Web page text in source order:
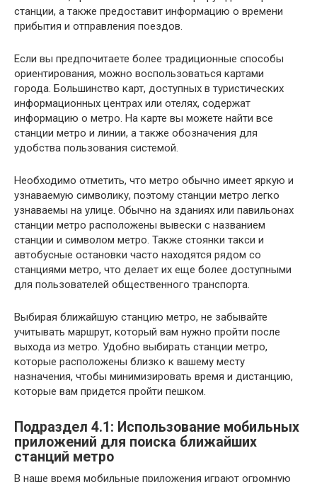
станции, а также предоставит информацию о времени
прибытия и отправления поездов.
Если вы предпочитаете более традиционные способы
ориентирования, можно воспользоваться картами
города. Большинство карт, доступных в туристических
информационных центрах или отелях, содержат
информацию о метро. На карте вы можете найти все
станции метро и линии, а также обозначения для
удобства пользования системой.
Необходимо отметить, что метро обычно имеет яркую и
узнаваемую символику, поэтому станции метро легко
узнаваемы на улице. Обычно на зданиях или павильонах
станции метро расположены вывески с названием
станции и символом метро. Также стоянки такси и
автобусные остановки часто находятся рядом со
станциями метро, что делает их еще более доступными
для пользователей общественного транспорта.
Выбирая ближайшую станцию метро, не забывайте
учитывать маршрут, который вам нужно пройти после
выхода из метро. Удобно выбирать станции метро,
которые расположены близко к вашему месту
назначения, чтобы минимизировать время и дистанцию,
которые вам придется пройти пешком.
Подраздел 4.1: Использование мобильных
приложений для поиска ближайших
станций метро
В наше время мобильные приложения играют огромную